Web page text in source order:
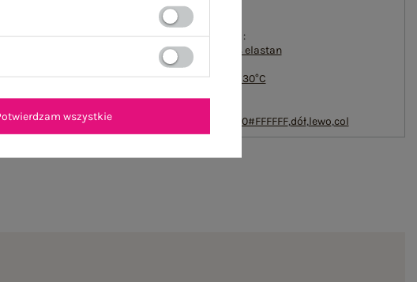
#zapięcie:
brak
#skład materiału :
90% bawełna
10% elastan
#sposób prania :
pranie w pralce w 30°C
COMFORT#546070#FFFFFF,dół,lewo,col
wszystkie